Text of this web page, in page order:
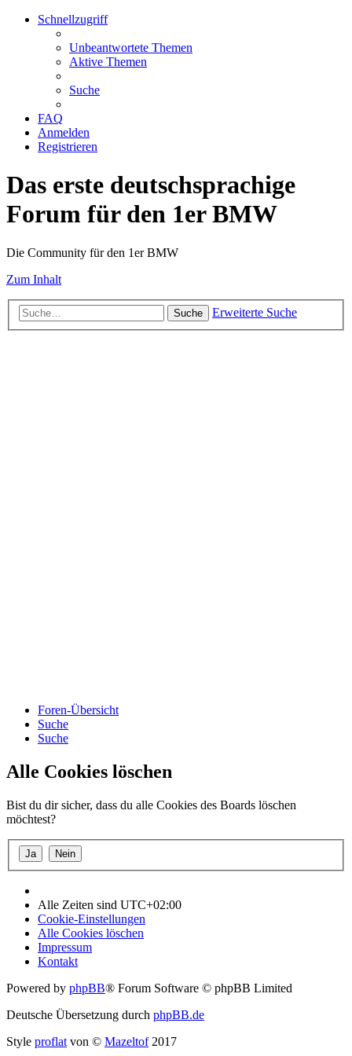
Schnellzugriff
Unbeantwortete Themen
Aktive Themen
Suche
FAQ
Anmelden
Registrieren
Das erste deutschsprachige
Forum für den 1er BMW
Die Community für den 1er BMW
Zum Inhalt
Suche Erweiterte Suche
Foren-Übersicht
Suche
Suche
Alle Cookies löschen
Bist du dir sicher, dass du alle Cookies des Boards löschen
möchtest?
Alle Zeiten sind UTC+02:00
Cookie-Einstellungen
Alle Cookies löschen
Impressum
Kontakt
Powered by phpBB® Forum Software © phpBB Limited
Deutsche Übersetzung durch phpBB.de
Style proflat von © Mazeltof2017